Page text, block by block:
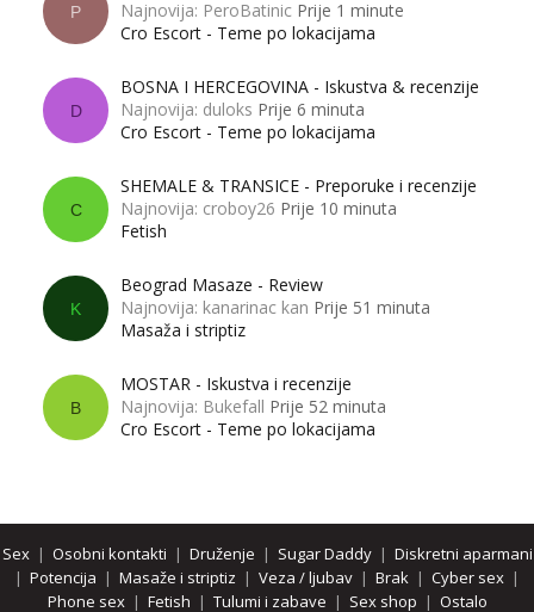
P
Najnovija: PeroBatinic Prije 1 minute
Cro Escort - Teme po lokacijama
D
BOSNA I HERCEGOVINA - Iskustva & recenzije
Najnovija: duloks Prije 6 minuta
Cro Escort - Teme po lokacijama
C
SHEMALE & TRANSICE - Preporuke i recenzije
Najnovija: croboy26 Prije 10 minuta
Fetish
K
Beograd Masaze - Review
Najnovija: kanarinac kan Prije 51 minuta
Masaža i striptiz
B
MOSTAR - Iskustva i recenzije
Najnovija: Bukefall Prije 52 minuta
Cro Escort - Teme po lokacijama
Sex| Osobni kontakti | Druženje | Sugar Daddy| Diskretni aparmani
| Potencija | Masaže i striptiz | Veza / ljubav | Brak | Cyber sex |
Phone sex| Fetish | Tulumi i zabave | Sex shop | Ostalo